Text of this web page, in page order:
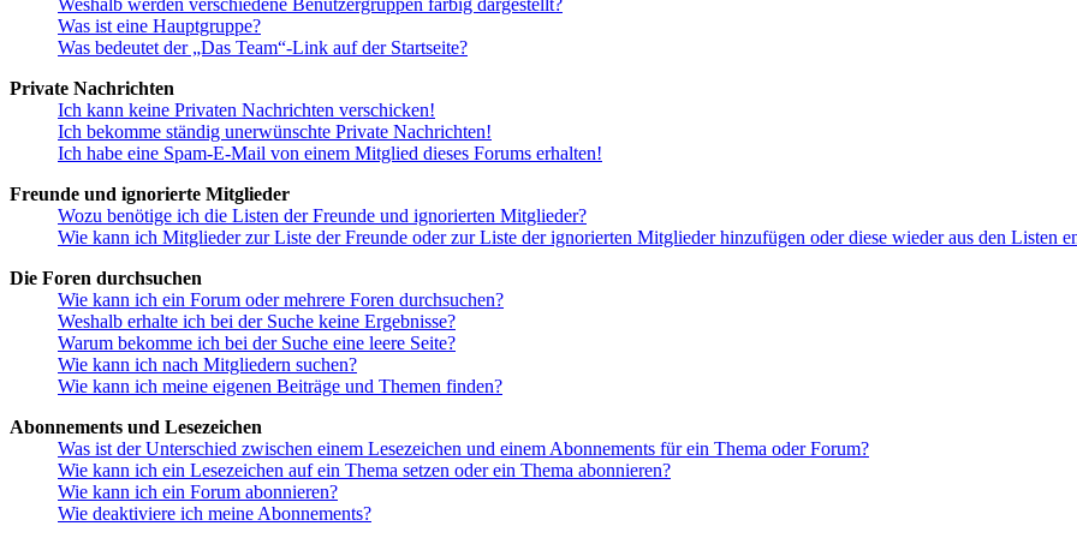
Was ist eine Hauptgruppe?
Was bedeutet der „Das Team“-Link auf der Startseite?
Private Nachrichten
Ich kann keine Privaten Nachrichten verschicken!
Ich bekomme ständig unerwünschte Private Nachrichten!
Ich habe eine Spam-E-Mail von einem Mitglied dieses Forums erhalten!
Freunde und ignorierte Mitglieder
Wozu benötige ich die Listen der Freunde und ignorierten Mitglieder?
Wie kann ich Mitglieder zur Liste der Freunde oder zur Liste der ignorierten Mitglieder hinzufügen oder diese wieder aus den Listen
Die Foren durchsuchen
Wie kann ich ein Forum oder mehrere Foren durchsuchen?
Weshalb erhalte ich bei der Suche keine Ergebnisse?
Warum bekomme ich bei der Suche eine leere Seite?
Wie kann ich nach Mitgliedern suchen?
Wie kann ich meine eigenen Beiträge und Themen finden?
Abonnements und Lesezeichen
Was ist der Unterschied zwischen einem Lesezeichen und einem Abonnements für ein Thema oder Forum?
Wie kann ich ein Lesezeichen auf ein Thema setzen oder ein Thema abonnieren?
Wie kann ich ein Forum abonnieren?
Wie deaktiviere ich meine Abonnements?